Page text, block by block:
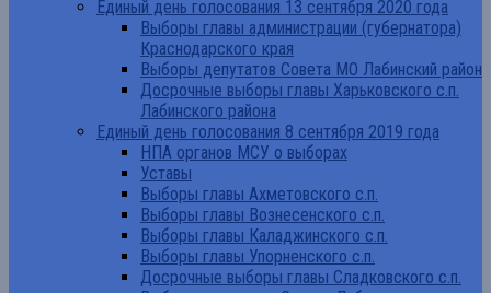
Единый день голосования 13 сентября 2020 года
Выборы главы администрации (губернатора)
Краснодарского края
Выборы депутатов Совета МО Лабинский район
Досрочные выборы главы Харьковского с.п.
Лабинского района
Единый день голосования 8 сентября 2019 года
НПА органов МСУ о выборах
Уставы
Выборы главы Ахметовского с.п.
Выборы главы Вознесенского с.п.
Выборы главы Каладжинского с.п.
Выборы главы Упорненского с.п.
Досрочные выборы главы Сладковского с.п.